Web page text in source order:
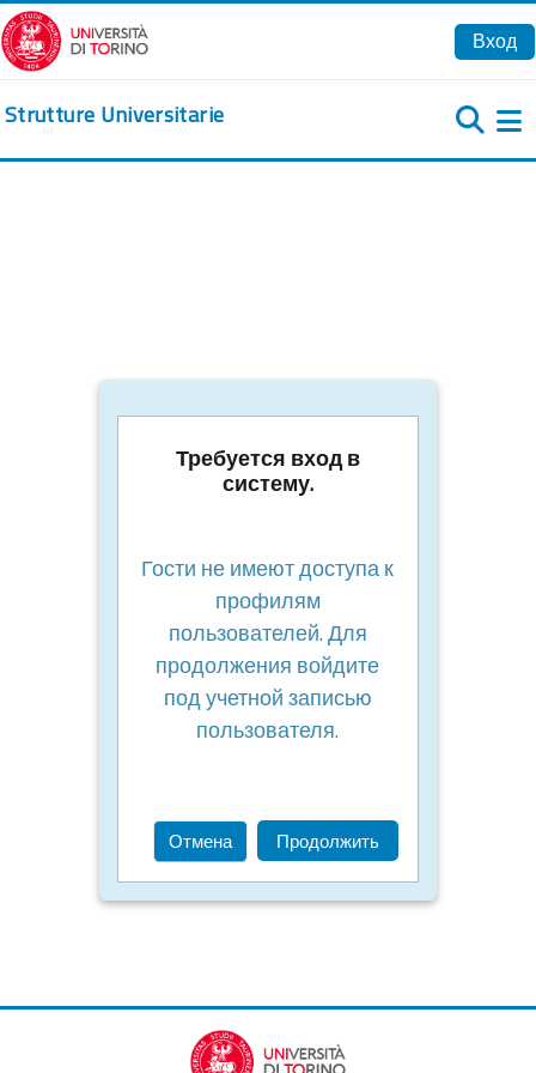
Перейти к основному содержанию
Вход
Strutture Universitarie
Требуется вход в
систему.
Гости не имеют доступа к
профилям
пользователей. Для
продолжения войдите
под учетной записью
пользователя.
Отмена Продолжить